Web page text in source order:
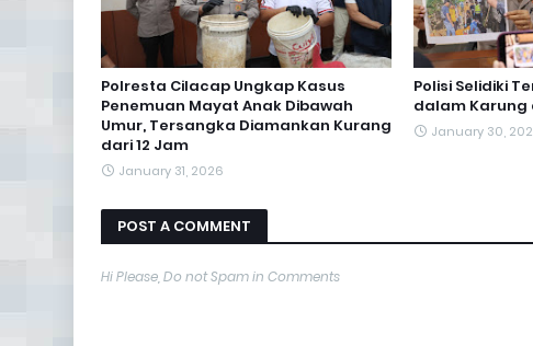
Polresta Cilacap Ungkap Kasus
Penemuan Mayat Anak Dibawah
Umur, Tersangka Diamankan Kurang
dari 12 Jam
January 31, 2026
Polisi Selidiki
dalam Karung
January 30,
POST A COMMENT
Hi Please, Do not Spam in Comments